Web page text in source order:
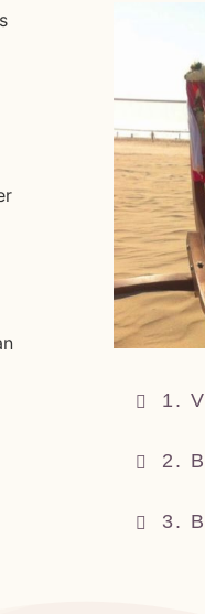
1.
2.
3.